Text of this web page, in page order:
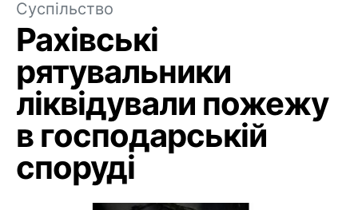
Суспільство
Рахівські
рятувальники
ліквідували пожежу
в господарській
споруді